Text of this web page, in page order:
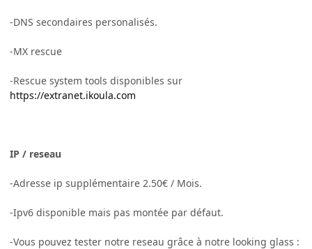
-DNS secondaires personalisés.
-MX rescue
-Rescue system tools disponibles sur
https://extranet.ikoula.com
IP / reseau
-Adresse ip supplémentaire 2.50€ / Mois.
-Ipv6 disponible mais pas montée par défaut.
-Vous pouvez tester notre reseau grâce à notre looking glass :